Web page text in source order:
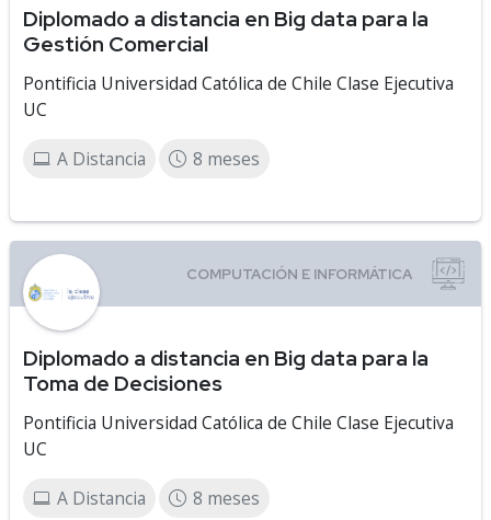
Diplomado a distancia en Big data para la
Gestión Comercial
Pontificia Universidad Católica de Chile Clase Ejecutiva
UC
A Distancia 8 meses
Diplomado a distancia en Big data para la
Toma de Decisiones
Pontificia Universidad Católica de Chile Clase Ejecutiva
UC
A Distancia 8 meses